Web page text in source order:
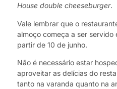
House double cheeseburger.
Vale lembrar que o
almoço começa a ser servido
partir de 10 de junho.
Não é necessário estar
aproveitar as delícias do
tanto na varanda quanto na